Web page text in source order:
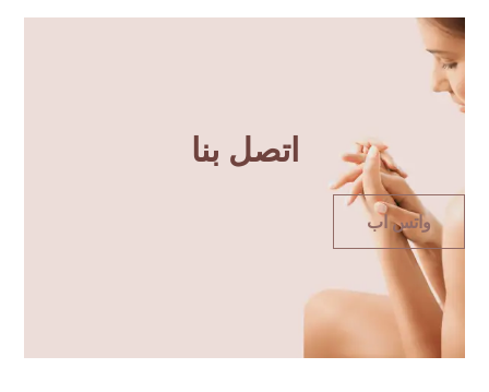
اتصل بنا
واتس اب